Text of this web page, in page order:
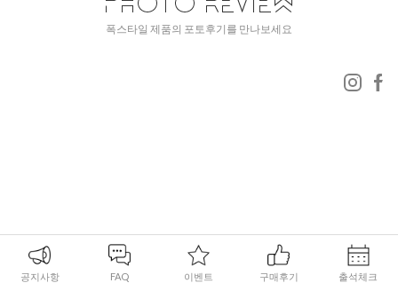
폭스타일 제품의 포토후기를 만나보세요
공지사항 FAQ 이벤트 구매후기 출석체크